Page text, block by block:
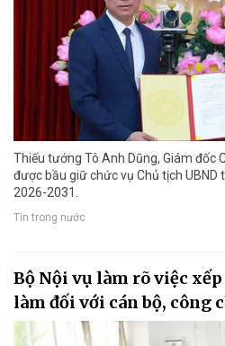
Thiếu tướng Tô Anh Dũng, Giám đốc
được bầu giữ chức vụ Chủ tịch UBND
2026-2031.
Tin trong nước
Bộ Nội vụ làm rõ việc
làm đối với cán bộ, công